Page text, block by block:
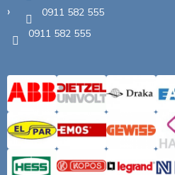
0911 582 555
0911 582 555